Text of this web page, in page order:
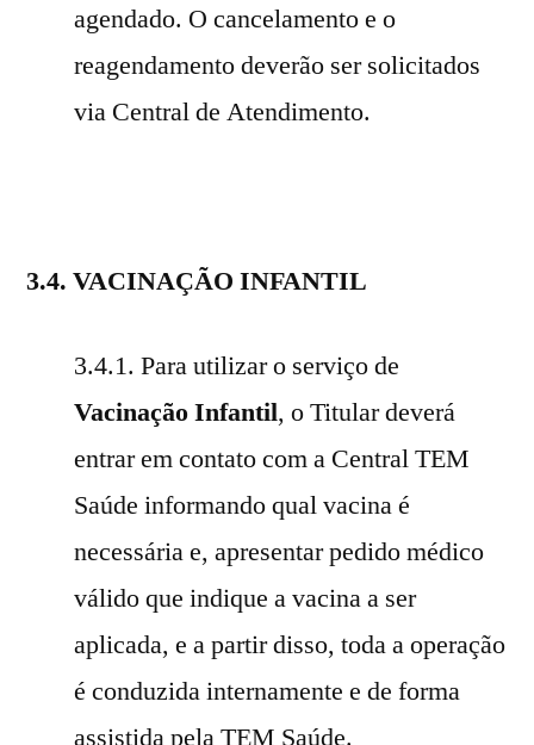
agendado. O cancelamento e o
reagendamento deverão ser solicitados
via Central de Atendimento.
3.4. VACINAÇÃO INFANTIL
3.4.1. Para utilizar o serviço de
Vacinação Infantil, o Titular deverá
entrar em contato com a Central TEM
Saúde informando qual vacina é
necessária e, apresentar pedido médico
válido que indique a vacina a ser
aplicada, e a partir disso, toda a operação
é conduzida internamente e de forma
assistida pela TEM Saúde.